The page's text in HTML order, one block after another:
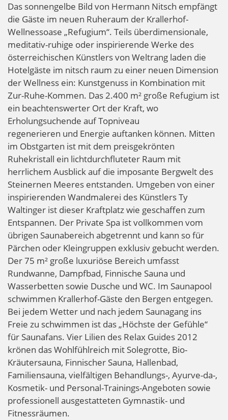
Das sonnengelbe Bild von Hermann Nitsch empfängt
die Gäste im neuen Ruheraum der Krallerhof-
Wellnessoase „Refugium“. Teils überdimensionale,
meditativ-ruhige oder inspirierende Werke des
österreichischen Künstlers von Weltrang laden die
Hotelgäste im nitsch raum zu einer neuen Dimension
der Wellness ein: Kunstgenuss in Kombination mit
Zur-Ruhe-Kommen. Das 2.400 m² große Refugium ist
ein beachtenswerter Ort der Kraft, wo
Erholungsuchende auf Topniveau
regenerieren und Energie auftanken können. Mitten
im Obstgarten ist mit dem preisgekrönten
Ruhekristall ein lichtdurchfluteter Raum mit
herrlichem Ausblick auf die imposante Bergwelt des
Steinernen Meeres entstanden. Umgeben von einer
inspirierenden Wandmalerei des Künstlers Ty
Waltinger ist dieser Kraftplatz wie geschaffen zum
Entspannen. Der Private Spa ist vollkommen vom
übrigen Saunabereich abgetrennt und kann so für
Pärchen oder Kleingruppen exklusiv gebucht werden.
Der 75 m² große luxuriöse Bereich umfasst
Rundwanne, Dampfbad, Finnische Sauna und
Wasserbetten sowie Dusche und WC. Im Saunapool
schwimmen Krallerhof-Gäste den Bergen entgegen.
Bei jedem Wetter und nach jedem Saunagang ins
Freie zu schwimmen ist das „Höchste der Gefühle“
für Saunafans. Vier Lilien des Relax Guides 2012
krönen das Wohlfühlreich mit Solegrotte, Bio-
Kräutersauna, Finnischer Sauna, Hallenbad,
Familiensauna, vielfältigen Behandlungs-, Ayurve-da-,
Kosmetik- und Personal-Trainings-Angeboten sowie
professionell ausgestatteten Gymnastik- und
Fitnessräumen.